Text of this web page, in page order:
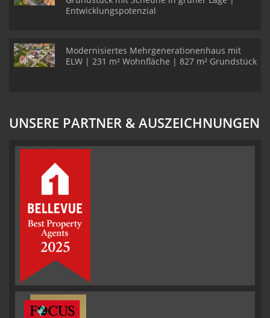
Entwicklungspotenzial
Modernisiertes Mehrgenerationenhaus mit
ELW | 231 m² Wohnfläche | 827 m² Grundstück
UNSERE PARTNER & AUSZEICHNUNGEN